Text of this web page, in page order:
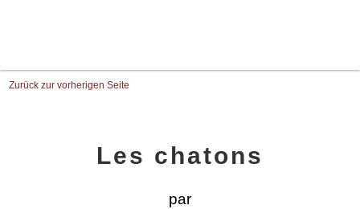
Zurück zur vorherigen Seite
Les chatons
par